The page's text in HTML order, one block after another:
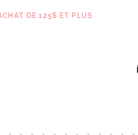
DE 125$ ET PLUS